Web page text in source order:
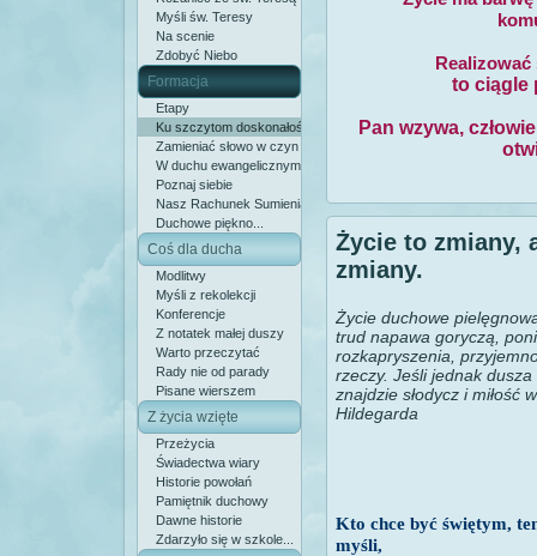
Myśli św. Teresy
Na scenie
Zdobyć Niebo
Formacja
Etapy
Ku szczytom doskonałości
Zamieniać słowo w czyn
W duchu ewangelicznym
Poznaj siebie
Nasz Rachunek Sumienia
Duchowe piękno...
Coś dla ducha
Modlitwy
Myśli z rekolekcji
Konferencje
Z notatek małej duszy
Warto przeczytać
Rady nie od parady
Pisane wierszem
Z życia wzięte
Przeżycia
Świadectwa wiary
Historie powołań
Pamiętnik duchowy
Dawne historie
Zdarzyło się w szkole...
to ciągle
Pan wzywa,
Życie to zmiany,
zmiany.
Życie duchowe
trud napawa goryczą,
rozkapryszenia,
rzeczy. Jeśli jednak
znajdzie słodycz i miłość
Hildegarda
Kto chce być świętym,
myśli,